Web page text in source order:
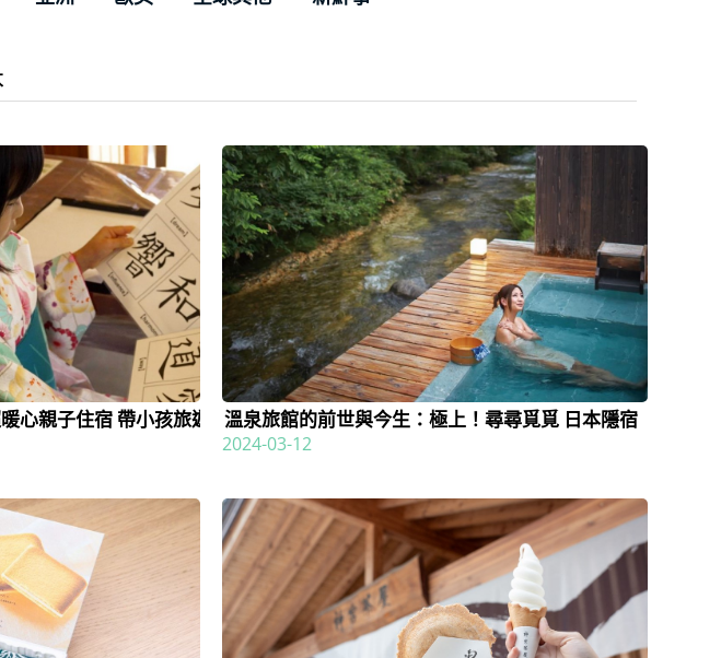
心親子住宿 帶小孩旅遊
溫泉旅館的前世與今生：極上！尋尋覓覓 日本隱宿
2024-03-12